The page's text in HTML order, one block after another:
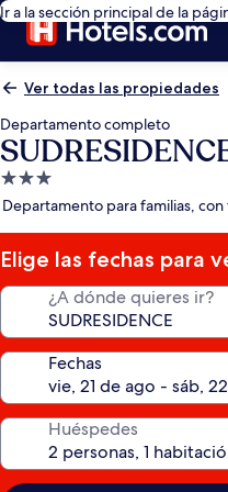
Ir a la sección principal de la
Ver todas las propiedades
Departamento completo
Propiedad
de
estrellas
Departamento para familias,
Elige las fechas para
¿A dónde quieres ir?
Fechas
Huéspedes